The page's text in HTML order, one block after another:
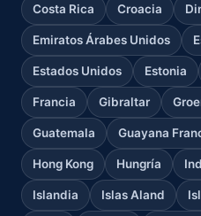
Costa Rica Croacia
Emiratos Árabes Unidos
Estados Unidos Estonia
Francia Gibraltar
Guatemala Guayana
Hong Kong Hungría
Islandia Islas Aland